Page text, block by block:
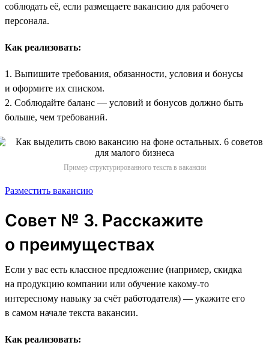
соблюдать её, если размещаете вакансию для рабочего
персонала.
Как реализовать:
1. Выпишите требования, обязанности, условия и бонусы
и оформите их списком.
2. Соблюдайте баланс — условий и бонусов должно быть
больше, чем требований.
Пример структурированного текста в вакансии
Разместить вакансию
Совет № 3. Расскажите
о преимуществах
Если у вас есть классное предложение (например, скидка
на продукцию компании или обучение какому-то
интересному навыку за счёт работодателя) — укажите его
в самом начале текста вакансии.
Как реализовать: